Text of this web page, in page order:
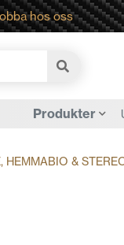
hos oss
Produkter
HEMMABIO &